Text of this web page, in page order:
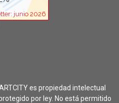
es propiedad intelectual
por ley. No está permitido